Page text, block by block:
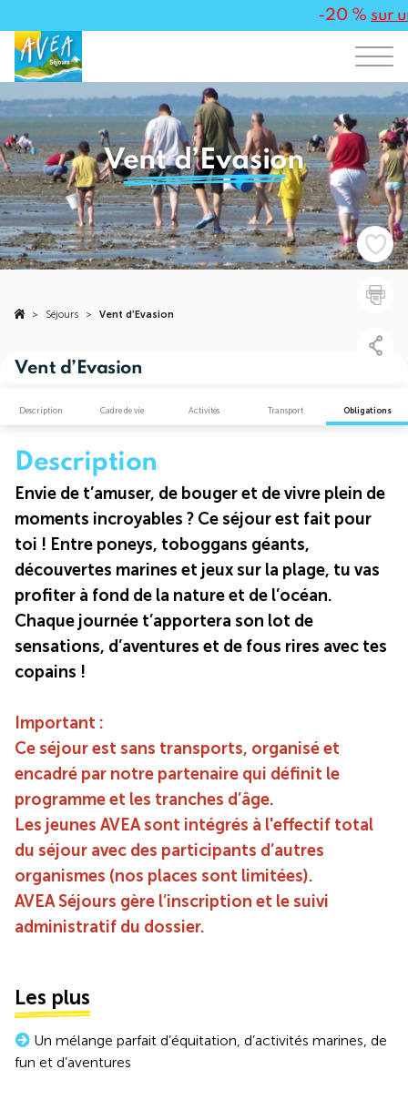
-20 %sur
Vent d’Evasion
> Séjours > Vent d’Evasion
Vent d’Evasion
Description Cadre de vie Activités Transport Obligations
Description
Envie de t’amuser, de bouger et de vivre plein de
moments incroyables ? Ce séjour est fait pour
toi ! Entre poneys, toboggans géants,
découvertes marines et jeux sur la plage, tu vas
profiter à fond de la nature et de l’océan.
Chaque journée t’apportera son lot de
sensations, d’aventures et de fous rires avec tes
copains !
Important :
Ce séjour est sans transports, organisé et
encadré par notre partenaire qui définit le
programme et les tranches d’âge.
Les jeunes AVEA sont intégrés à l'effectif total
du séjour avec des participants d’autres
organismes (nos places sont limitées).
AVEA Séjours gère l’inscription et le suivi
administratif du dossier.
Les plus
Un mélange parfait d’équitation, d’activités marines, de
fun et d’aventures